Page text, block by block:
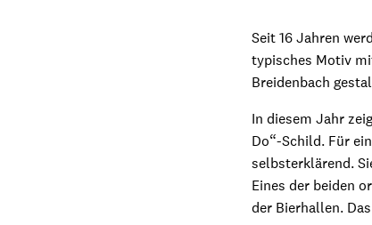
Seit 16 Jahren
typisches Motiv
Breidenbach
In diesem Jahr
Do“-Schild. Für
selbsterklärend.
Eines der beiden
der Bierhallen.